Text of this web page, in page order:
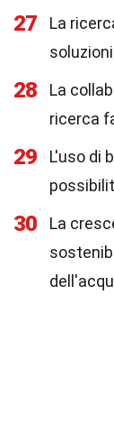
27
La
28
La
ricerca
29
L'uso di
30
La